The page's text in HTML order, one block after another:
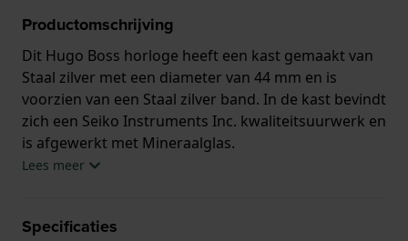
Productomschrijving
Dit Hugo Boss horloge heeft een kast gemaakt van
Staal zilver met een diameter van 44 mm en is
voorzien van een Staal zilver band. In de kast bevindt
zich een Seiko Instruments Inc. kwaliteitsuurwerk en
is afgewerkt met Mineraalglas.
horloge geleverd met 2 jaar garantie.
Lees meer
Specificaties